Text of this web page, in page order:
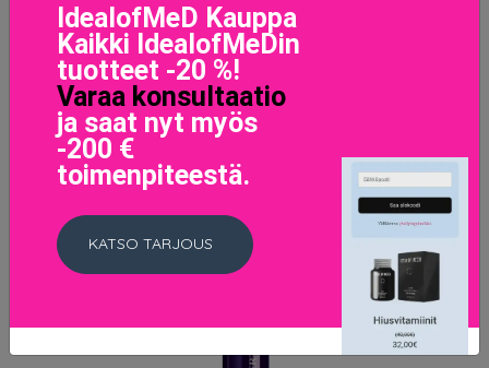
IdealofMeD Kauppa
Kaikki IdealofMeDin
tuotteet -20 %!
Varaa konsultaatio
ja saat nyt myös
-200 €
toimenpiteestä.
KATSO TARJOUS